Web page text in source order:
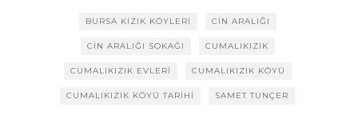
BURSA KIZIK KÖYLERI CIN ARALIĞI
CIN ARALIĞI SOKAĞI CUMALIKIZIK
CUMALIKIZIK EVLERI CUMALIKIZIK KÖYÜ
CUMALIKIZIK KÖYÜ TARIHI SAMET TUNÇER